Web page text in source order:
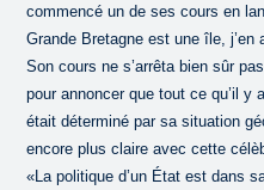
commencé un de ses cours en
Grande Bretagne est une île, j’en
Son cours ne s’arrêta bien sûr
pour annoncer que tout ce qu’il y
était déterminé par sa situation
encore plus claire avec cette
«La politique d’un État est dans